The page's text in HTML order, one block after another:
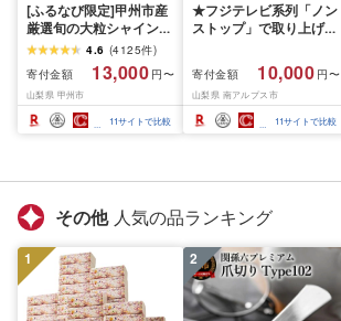
[ふるなび限定]甲州市産
厳選旬の大粒シャインマ
スカット 約1.3kg 2〜3
房[2026年発送]
(MG)B12-472 FN-
Limited-VO シャインマ
スカット フルーツ
4.6 (4125件)
寄付金額
13,000 円〜
山梨県 甲州市
11サイトで比較
★フジテレビ系列「ノン
ストップ」で取り上げら
先行予約]南アルプス市
産シャインマスカット
1.2kg以上(2〜3房)ふる
さと納税 おすすめ 山梨
県 南アルプス市 送料無
寄付金額 10,000 円〜
山梨県 南アルプス市
11サイトで比較
その他 人気の品ランキング
1 2